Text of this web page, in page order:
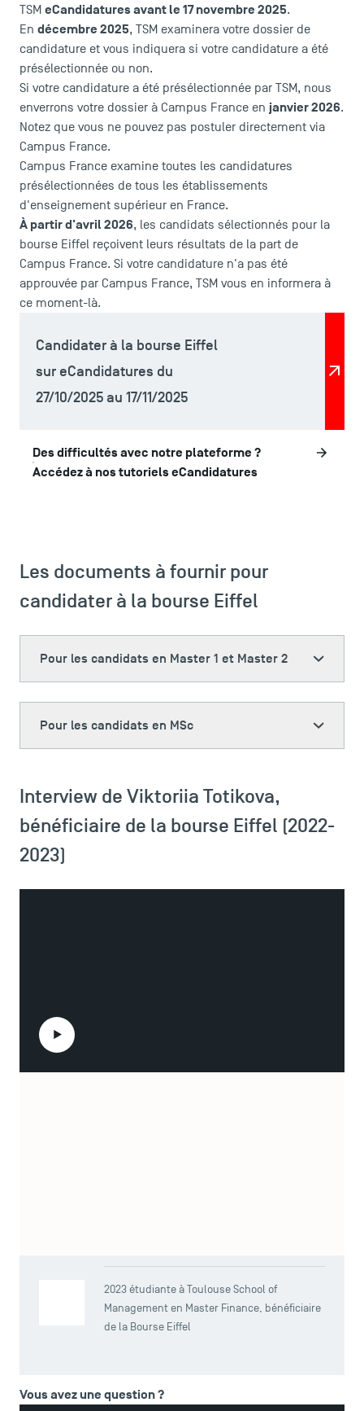
Presse
FAQ
Contact
Plans et accès à TSM
TSM eCandidatures avant le 17 novembre 2025.
En décembre 2025, TSM examinera votre dossier de
candidature et vous indiquera si votre candidature a été
présélectionnée ou non.
Si votre candidature a été présélectionnée par TSM, nous
enverrons votre dossier à Campus France en janvier 2026.
Notez que vous ne pouvez pas postuler directement via
Campus France.
Campus France examine toutes les candidatures
présélectionnées de tous les établissements
d'enseignement supérieur en France.
À partir d'avril 2026, les candidats sélectionnés pour la
bourse Eiffel reçoivent leurs résultats de la part de
Campus France. Si votre candidature n'a pas été
approuvée par Campus France, TSM vous en informera à
ce moment-là.
Candidater à la bourse Eiffel
sur eCandidatures du
27/10/2025 au 17/11/2025
Des difficultés avec notre plateforme ?
Accédez à nos tutoriels eCandidatures
Les documents à fournir pour
candidater à la bourse Eiffel
Pour les candidats en Master 1 et Master 2
Pour les candidats en MSc
Interview de Viktoriia Totikova,
bénéficiaire de la bourse Eiffel (2022-
2023)
2023 étudiante à Toulouse School of
Management en Master Finance, bénéficiaire
de la Bourse Eiffel
Vous avez une question ?